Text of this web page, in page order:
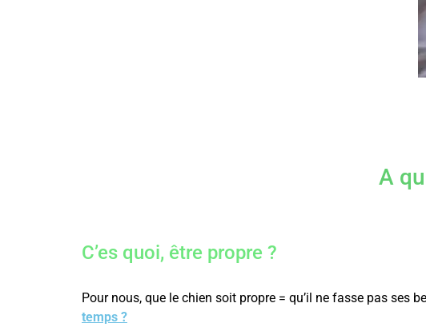
A
C’es quoi, être propre ?
Pour nous, que le chien soit propre = qu’il ne fasse pas ses
temps ?